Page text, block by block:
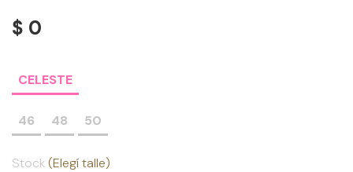
$ 0
CELESTE
46 48 50
Stock(Elegí talle)